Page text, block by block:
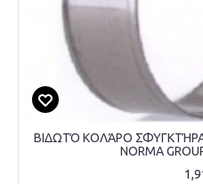
ΒΙΔΩΤΌ ΚΟΛΆΡΟ
NORMA